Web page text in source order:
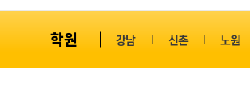
학원 강남 신촌 노원